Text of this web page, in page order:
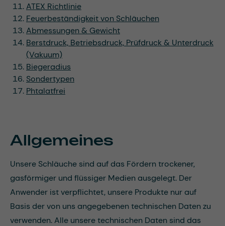
ATEX Richtlinie
Feuerbeständigkeit von Schläuchen
Abmessungen & Gewicht
Berstdruck, Betriebsdruck, Prüfdruck & Unterdruck
(Vakuum)
Biegeradius
Sondertypen
Phtalatfrei
Allgemeines
Unsere Schläuche sind auf das Fördern trockener,
gasförmiger und flüssiger Medien ausgelegt. Der
Anwender ist verpflichtet, unsere Produkte nur auf
Basis der von uns angegebenen technischen Daten zu
verwenden. Alle unsere technischen Daten sind das